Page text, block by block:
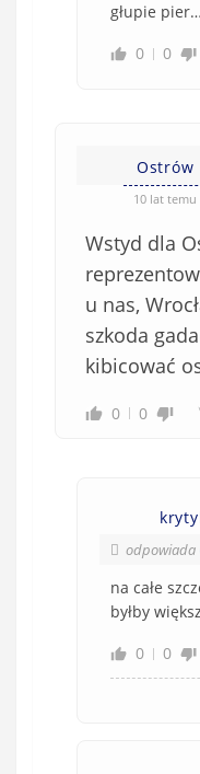
głupie
0
0
Ostrów
10 lat temu
Wstyd dla
u nas,
szkoda
kibicować
0 0
odpowiada
na całe
byłby
0
0